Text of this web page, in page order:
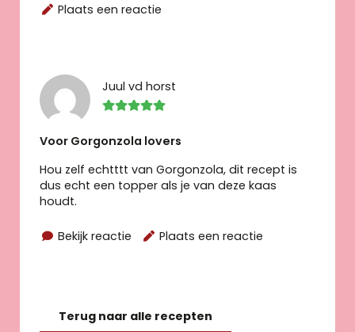
Plaats een reactie
Juul vd horst
Voor Gorgonzola lovers
Hou zelf echtttt van Gorgonzola, dit recept is
dus echt een topper als je van deze kaas
houdt.
Bekijk reactie Plaats een reactie
Terug naar alle recepten